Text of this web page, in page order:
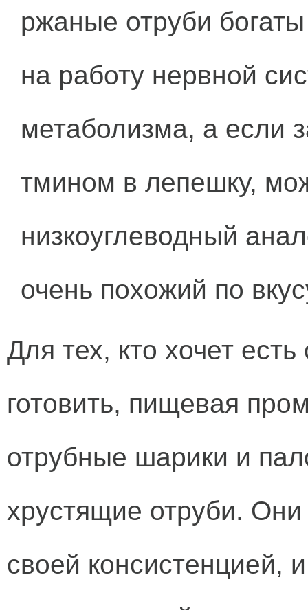
ржаные отруби
на работу нервной
метаболизма, а если
тмином в лепешку,
низкоуглеводный
очень похожий по
Для тех, кто хочет
готовить, пищевая
отрубные шарики и
хрустящие отруби.
своей консистенцией,